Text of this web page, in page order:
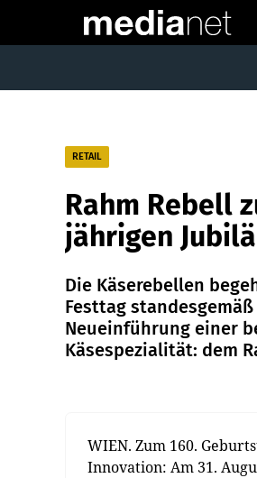
RETAIL
Rahm Rebell
jährigen
Die Käserebellen
Festtag
Neueinführung einer
Käsespezialität: dem
WIEN. Zum 160.
Innovation: Am 31.